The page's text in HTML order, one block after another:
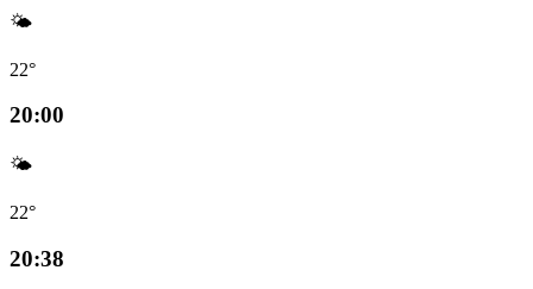
🌤️
22°
20:00
🌤️
22°
20:38